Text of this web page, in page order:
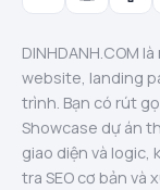
DINHDANH.COM
website, landing
trình. Bạn có rút
Showcase dự án
giao diện và logic,
tra SEO cơ bản và